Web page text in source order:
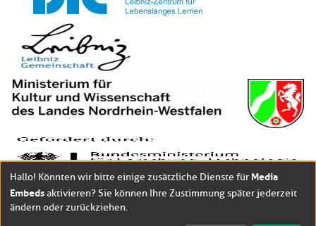
Hallo! Könnten wir bitte einige zusätzliche Dienste für Media
Embedsaktivieren? Sie können Ihre Zustimmung später jederzeit
ändern oder zurückziehen.